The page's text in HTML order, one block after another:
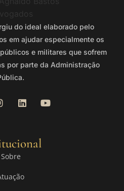
do ideal elaborado pelo
em ajudar especialmente os
e militares que sofrem
por parte da Administração
Sobre